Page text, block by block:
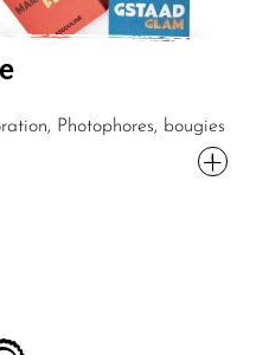
Photophores, bougies